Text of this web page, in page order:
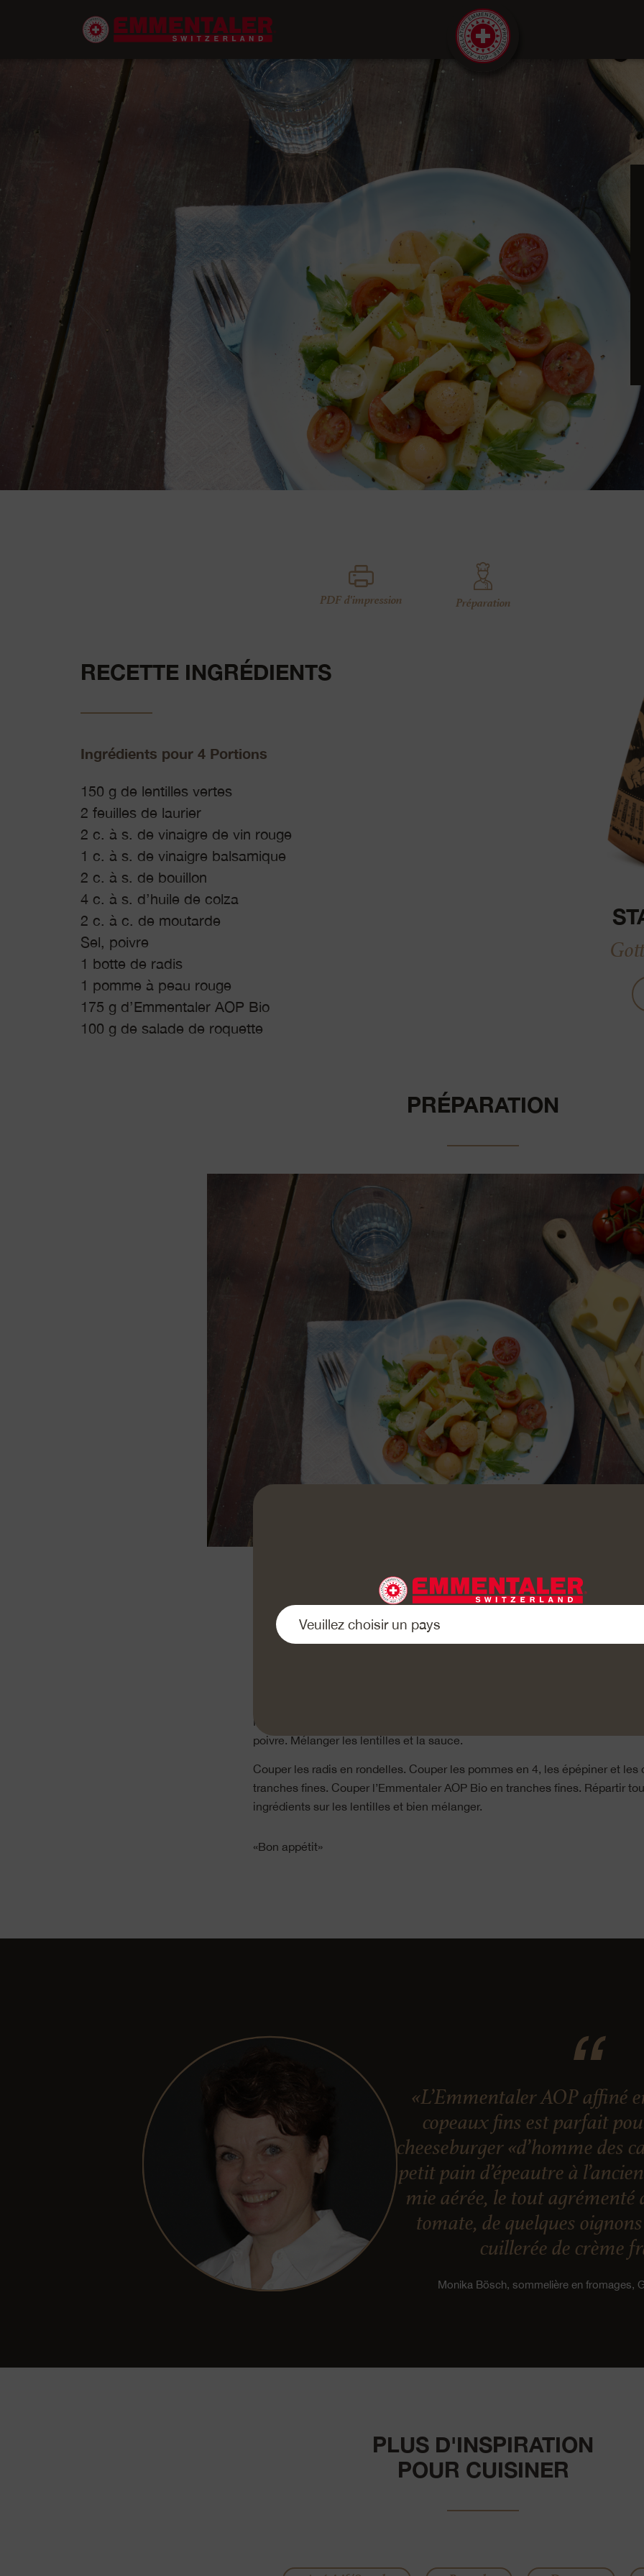
PDF d'impression Préparation
RECETTE INGRÉDIENTS
Ingrédients pour 4 Portions
150 g de lentilles vertes
2 feuilles de laurier
2 c. à s. de vinaigre de vin rouge
1 c. à s. de vinaigre balsamique
2 c. à s. de bouillon
4 c. à s. d’huile de colza
2 c. à c. de moutarde
Sel, poivre
1 botte de radis
1 pomme à peau rouge
175 g d’Emmentaler AOP Bio
100 g de salade de roquette
PRÉPARATION
Mélanger le vinaigre, le bouillon et l’huile, assaisonner avec la moutarde, le
poivre. Mélanger les lentilles et la sauce.
Couper les radis en rondelles. Couper les pommes en 4, les épépiner et les
tranches fines. Couper l’Emmentaler AOP Bio en tranches fines. Répartir
ingrédients sur les lentilles et bien mélanger.
«Bon appétit»
«L’Emmentaler AOP affiné
copeaux fins est parfait
cheeseburger «d’homme des
petit pain d’épeautre à
mie aérée, le tout agrémenté
tomate, de quelques
cuillerée de crème
Monika Bösch, sommelière en fromages,
PLUS D'INSPIRATION
POUR CUISINER